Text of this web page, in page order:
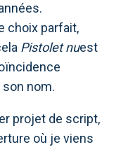
choix parfait,
Pistolet nuest
nom.
projet de script,
où je viens